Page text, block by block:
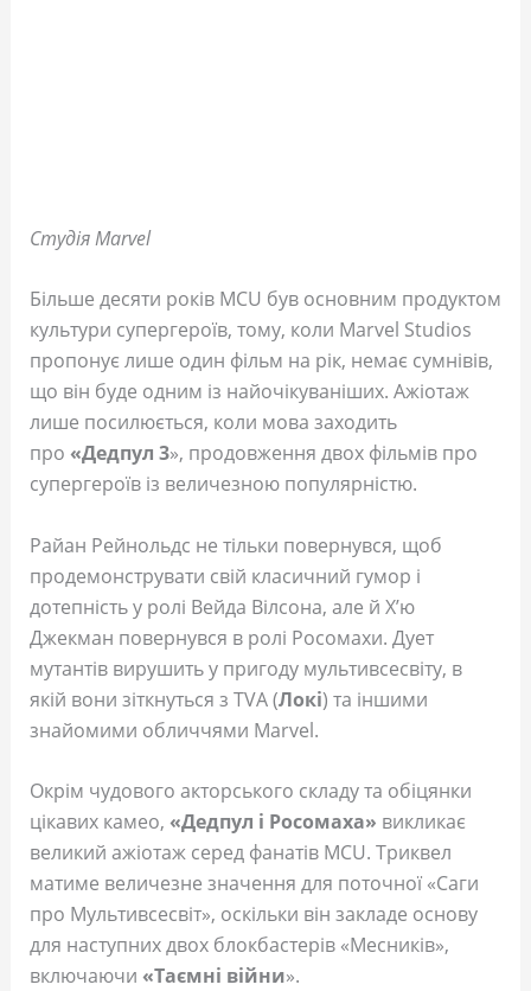
Студія Marvel
Більше десяти років MCU був основним продуктом
культури супергероїв, тому, коли Marvel Studios
пропонує лише один фільм на рік, немає сумнівів,
що він буде одним із найочікуваніших. Ажіотаж
лише посилюється, коли мова заходить
про «Дедпул 3», продовження двох фільмів про
супергероїв із величезною популярністю.
Райан Рейнольдс не тільки повернувся, щоб
продемонструвати свій класичний гумор і
дотепність у ролі Вейда Вілсона, але й Х’ю
Джекман повернувся в ролі Росомахи. Дует
мутантів вирушить у пригоду мультивсесвіту, в
якій вони зіткнуться з TVA (Локі) та іншими
знайомими обличчями Marvel.
Окрім чудового акторського складу та обіцянки
цікавих камео, «Дедпул і Росомаха» викликає
великий ажіотаж серед фанатів MCU. Триквел
матиме величезне значення для поточної «Саги
про Мультивсесвіт», оскільки він закладе основу
для наступних двох блокбастерів «Месників»,
включаючи «Таємні війни».